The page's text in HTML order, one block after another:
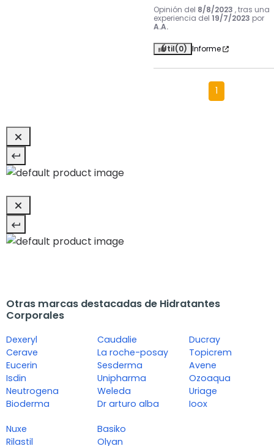
Opinión del 8/8/2023 , tras una
experiencia del 19/7/2023 por
A.A.
Útil(0) Informe
1
Otras marcas destacadas de Hidratantes
Corporales
Dexeryl
Cerave
Eucerin
Isdin
Neutrogena
Bioderma
Caudalie
La roche-posay
Sesderma
Unipharma
Weleda
Dr arturo alba
Ducray
Topicrem
Avene
Ozoaqua
Uriage
Ioox
Nuxe
Rilastil
Basiko
Olyan